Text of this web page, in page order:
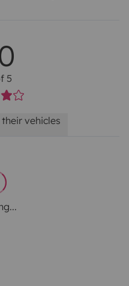
5
their vehicles